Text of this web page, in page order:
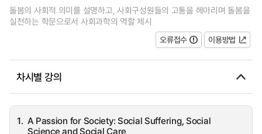
돌봄의 사회적 의미를 설명하고, 사회구성원들의 고통을 헤아리며 돌봄을
실천하는 학문으로서 사회과학의 역할 제시
오류접수
이용방법
차시별 강의
1. A Passion for Society: Social Suffering, Social
Science and Social Care